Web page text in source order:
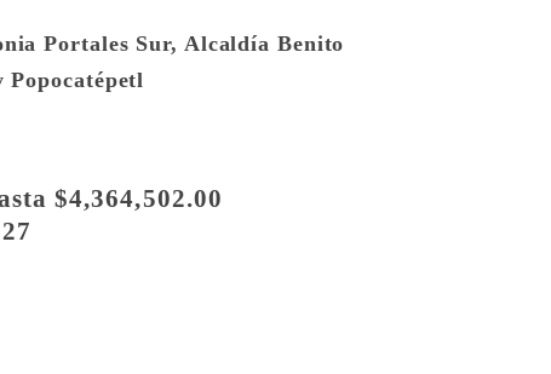
Portales Sur, Alcaldía Benito
$4,364,502.00